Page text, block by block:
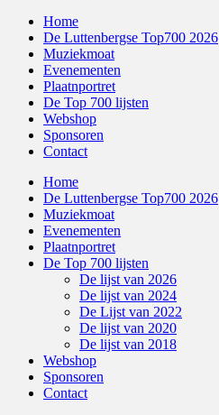
Home
De Luttenbergse Top700 2026
Muziekmoat
Evenementen
Plaatnportret
De Top 700 lijsten
Webshop
Sponsoren
Contact
Home
De Luttenbergse Top700 2026
Muziekmoat
Evenementen
Plaatnportret
De Top 700 lijsten
De lijst van 2026
De lijst van 2024
De Lijst van 2022
De lijst van 2020
De lijst van 2018
Webshop
Sponsoren
Contact